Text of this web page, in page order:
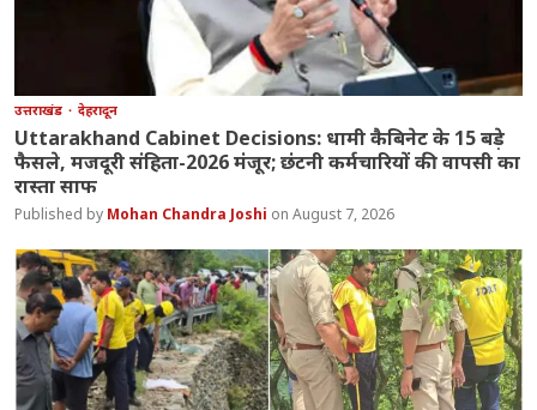
उत्तराखंड देहरादून
Uttarakhand Cabinet Decisions: धामी कैबिनेट के 15 बड़े
फैसले, मजदूरी संहिता-2026 मंजूर; छंटनी कर्मचारियों की वापसी का
रास्ता साफ
Mohan Chandra Joshi August 7, 2026